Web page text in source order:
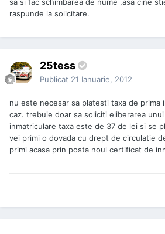
raspunde la solicitare.
25tess
Publicat 21 Ianuarie, 2012
nu este necesar sa platesti taxa de prima
caz. trebuie doar sa soliciti eliberarea
inmatriculare taxa este de 37 de lei si se
vei primi o dovada cu drept de circulatie
primi acasa prin posta noul certificat de